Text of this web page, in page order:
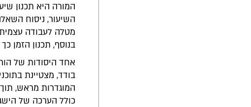
המורה היא תכנון
השיעור, ניסוח
מטלה לעבודה
בנוסף, תכנון הזמן
אחד היסודות של
בודד, מצטיינת
המוגדרות מראש,
כולל הערכה של